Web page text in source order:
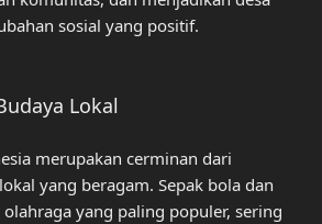
sosial yang positif.
Lokal
merupakan cerminan dari
yang beragam. Sepak bola dan
olahraga yang paling populer, sering